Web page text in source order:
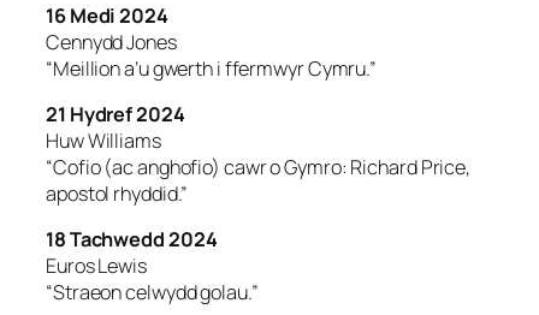
16 Medi 2024
Cennydd Jones
“Meillion a’u gwerth i ffermwyr Cymru.”
21 Hydref 2024
Huw Williams
“Cofio (ac anghofio) cawr o Gymro: Richard Price,
apostol rhyddid.”
18 Tachwedd 2024
Euros Lewis
“Straeon celwydd golau.”